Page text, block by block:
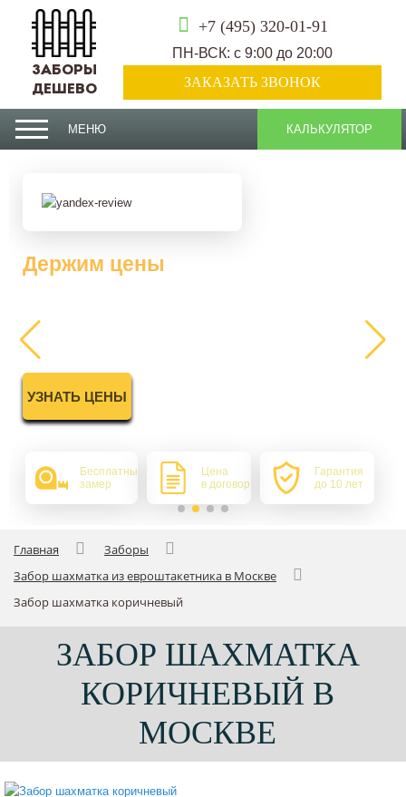
ЗАБОРЫ
ДЕШЕВО
+7 (495) 320-01-91
ПН-ВСК: с 9:00 до 20:00
ЗАКАЗАТЬ ЗВОНОК
МЕНЮ КАЛЬКУЛЯТОР
Держим цены
УЗНАТЬ ЦЕНЫ
Бесплатный
замер
Цена
в договоре
Гарантия
до 10 лет
Главная
Заборы
Забор шахматка из евроштакетника в Москве
Забор шахматка коричневый
ЗАБОР ШАХМАТКА
КОРИЧНЕВЫЙ В
МОСКВЕ